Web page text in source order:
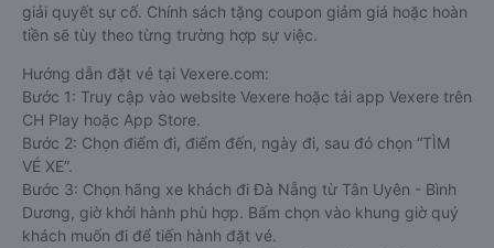
giải quyết sự cố. Chính sách tặng coupon giảm giá hoặc hoàn
tiền sẽ tùy theo từng trường hợp sự việc.
Hướng dẫn đặt vé tại Vexere.com:
Bước 1: Truy cập vào website Vexere hoặc tải app Vexere trên
CH Play hoặc App Store.
Bước 2: Chọn điểm đi, điểm đến, ngày đi, sau đó chọn “TÌM
VÉ XE”.
Bước 3: Chọn hãng xe khách đi Đà Nẵng từ Tân Uyên - Bình
Dương, giờ khởi hành phù hợp. Bấm chọn vào khung giờ quý
khách muốn đi để tiến hành đặt vé.